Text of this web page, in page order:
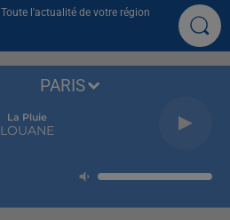
Toute l'actualité de votre région
La Pluie
LOUANE
PARIS